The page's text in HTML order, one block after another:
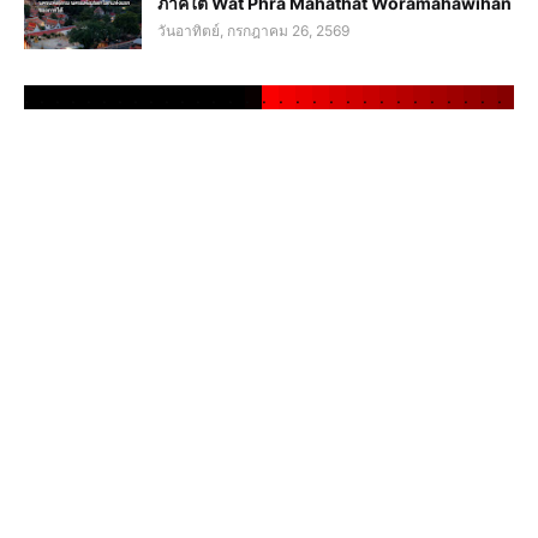
วันอาทิตย์, กรกฎาคม 26, 2569
. . . . . . . . . . . . . . .